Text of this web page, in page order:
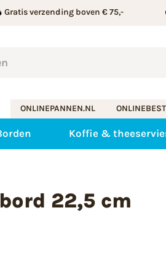
Gratis verzending boven € 75,-
ONLINEPANNEN.NL
Koffie &
22,5 cm